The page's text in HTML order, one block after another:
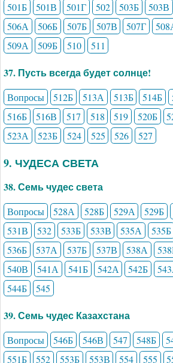
501Б
501В 501Г 502 503Б 503В
506А
506Б 507Б 507В 507Г
509А
509Б 510 511
37. Пусть всегда будет солнце!
Вопросы 512Б 513А 513Б 514Б
516Б
516В 517 518 519 520Б
523А
523Б 524 525 526 527
9. ЧУДЕСА СВЕТА
38. Семь чудес света
Вопросы 528А 528Б 529А 529Б
531В
532 533Б 533В 535А 535Б
536Б
537А 537Б 537В 538А
540В
541А 541Б 542А 542Б
544Б
545
39. Семь чудес Казахстана
Вопросы 546Б 546В 547 548Б
551Б
552 553Б 553В 554 555